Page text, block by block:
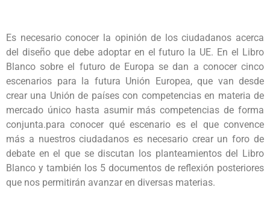
Es necesario conocer la opinión de los ciudadanos acerca
del diseño que debe adoptar en el futuro la UE. En el Libro
Blanco sobre el futuro de Europa se dan a conocer cinco
escenarios para la futura Unión Europea, que van desde
crear una Unión de países con competencias en materia de
mercado único hasta asumir más competencias de forma
conjunta.para conocer qué escenario es el que convence
más a nuestros ciudadanos es necesario crear un foro de
debate en el que se discutan los planteamientos del Libro
Blanco y también los 5 documentos de reflexión posteriores
que nos permitirán avanzar en diversas materias.